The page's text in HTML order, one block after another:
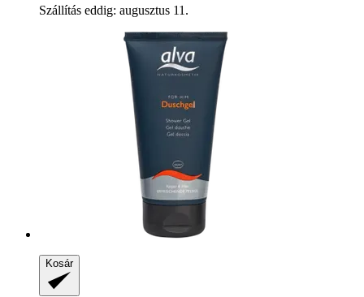
Szállítás eddig: augusztus 11.
Kosár